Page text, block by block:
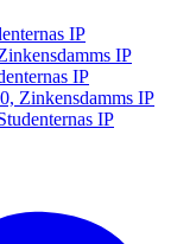
IP
IP
IP
Zinkensdamms IP
IP